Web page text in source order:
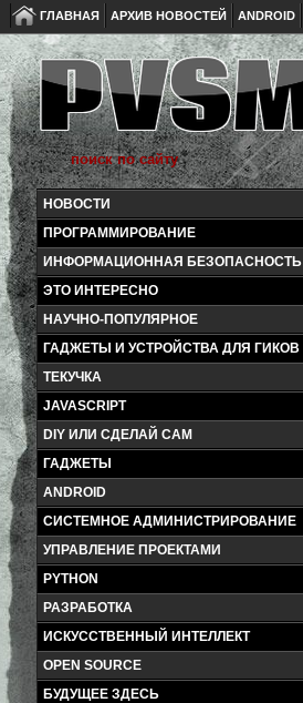
ГЛАВНАЯ АРХИВ НОВОСТЕЙ ANDROID
НОВОСТИ
ПРОГРАММИРОВАНИЕ
ИНФОРМАЦИОННАЯ БЕЗОПАСНОСТЬ
ЭТО ИНТЕРЕСНО
НАУЧНО-ПОПУЛЯРНОЕ
ГАДЖЕТЫ И УСТРОЙСТВА ДЛЯ ГИКОВ
ТЕКУЧКА
JAVASCRIPT
DIY ИЛИ СДЕЛАЙ САМ
ГАДЖЕТЫ
ANDROID
СИСТЕМНОЕ АДМИНИСТРИРОВАНИЕ
УПРАВЛЕНИЕ ПРОЕКТАМИ
PYTHON
РАЗРАБОТКА
ИСКУССТВЕННЫЙ ИНТЕЛЛЕКТ
OPEN SOURCE
БУДУЩЕЕ ЗДЕСЬ